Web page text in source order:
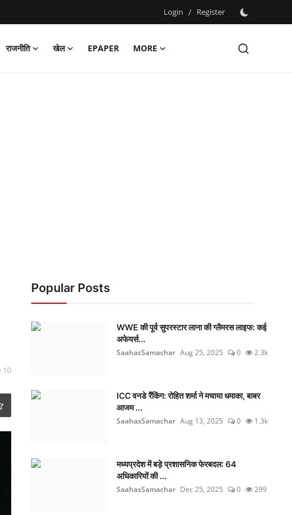
Login / Register
राजनीति खेल EPAPER
MORE
10
Popular Posts
WWE की पूर्व सुपरस्टार लाना की ग्लैमरस लाइफ: कई
अफेयर्स...
SaahasSamachar Aug 25, 2025 0 2.3k
ICC वनडे रैंकिंग: रोहित शर्मा ने मचाया धमाका, बाबर
आजम ...
SaahasSamachar Aug 13, 2025 0 1.3k
मध्यप्रदेश में बड़े प्रशासनिक फेरबदल: 64
अधिकारियों की ...
SaahasSamachar Dec 25, 2025 0 299